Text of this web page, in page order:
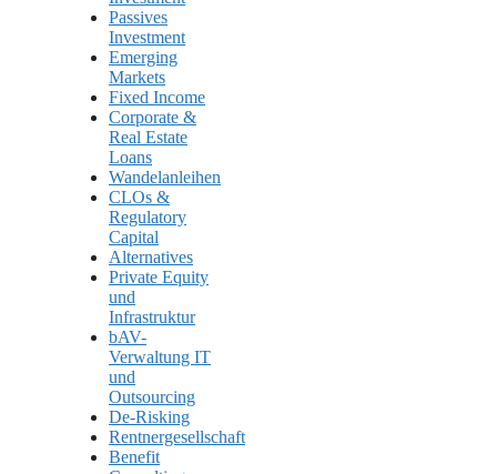
Passives
Investment
Emerging
Markets
Fixed Income
Corporate &
Real Estate
Loans
Wandelanleihen
CLOs &
Regulatory
Capital
Alternatives
Private Equity
und
Infrastruktur
bAV-
Verwaltung IT
und
Outsourcing
De-Risking
Rentnergesellschaft
Benefit